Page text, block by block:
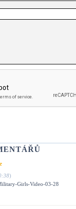
)
Girls-Video-03-28